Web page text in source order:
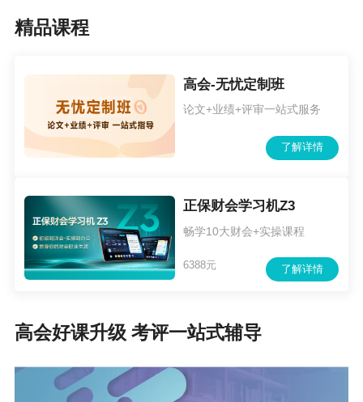
精品课程
高会-无忧定制班
论文+业绩+评审一站式服务
了解详情
正保财会学习机Z3
畅学10大财会+实操课程
了解详情
6388元
高会好课升级 考评一站式辅导